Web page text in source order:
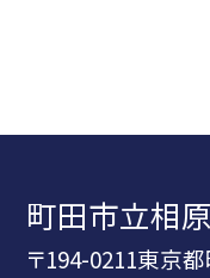
町田市立相
〒194-0211東京